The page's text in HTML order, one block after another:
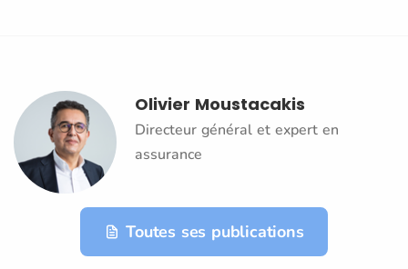
Olivier Moustacakis
Directeur général et expert en
assurance
Toutes ses publications